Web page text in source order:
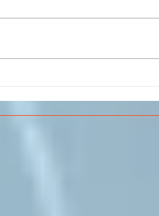
superiori